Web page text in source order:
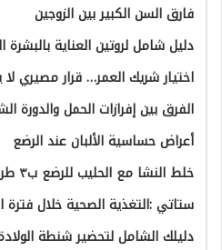
فارق السن الكبير بين الزوجين
دليل شامل لروتين العناية بالبشرة
اختيار شريك العمر… قرار مصيري
الفرق بين إفرازات الحمل والدورة
أعراض حساسية الألبان عند الرضع
خلط النشا مع الحليب للرضع ب٣ طرق
ستاتي :التغذية الصحية خلال فترة
دليلك الشامل لتحضير شنطة